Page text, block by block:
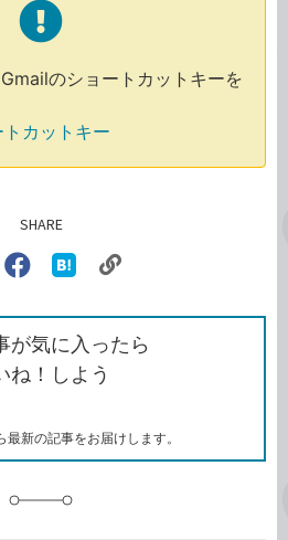
のショートカットキーを
トカットキー
SHARE
旧
Facebook
シ
ェ
ア
な
ッ
ク
ク
ク
を
コ
が気に入ったら
ね！しよう
新の記事をお届けします。